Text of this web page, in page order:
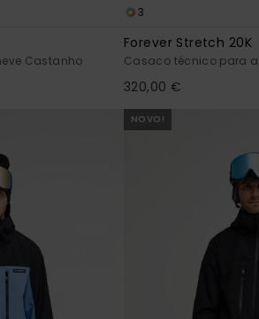
Castanho
3
Forever Stretch 20K
Casaco técnico para a
320,00 €
NOVO!